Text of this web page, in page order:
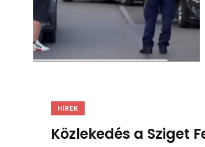
HÍREK
Közlekedés a Sziget